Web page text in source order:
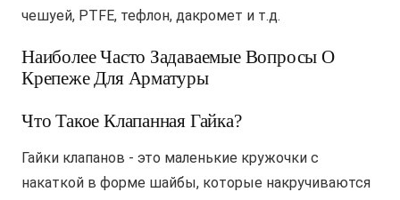
чешуей, PTFE, тефлон, дакромет и т.д.
Наиболее Часто Задаваемые Вопросы О
Крепеже Для Арматуры
Что Такое Клапанная Гайка?
Гайки клапанов - это маленькие кружочки с
накаткой в форме шайбы, которые накручиваются